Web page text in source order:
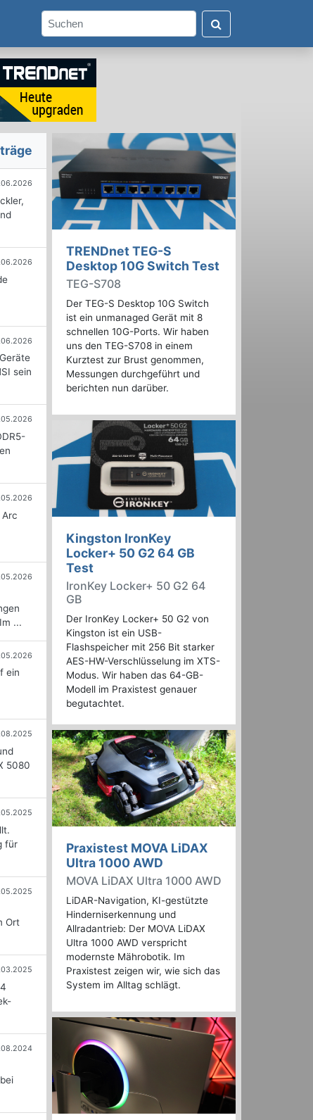
sein
...
ein
5080
für
Ort
TRENDnet TEG-S
Desktop 10G Switch Test
TEG-S708
Der TEG-S Desktop 10G Switch
ist ein unmanaged Gerät mit 8
schnellen 10G-Ports. Wir haben
uns den TEG-S708 in einem
Kurztest zur Brust genommen,
Messungen durchgeführt und
berichten nun darüber.
Kingston IronKey
Locker+ 50 G2 64 GB
Test
IronKey Locker+ 50 G2 64
GB
Der IronKey Locker+ 50 G2 von
Kingston ist ein USB-
Flashspeicher mit 256 Bit starker
AES-HW-Verschlüsselung im XTS-
Modus. Wir haben das 64-GB-
Modell im Praxistest genauer
begutachtet.
Praxistest MOVA LiDAX
Ultra 1000 AWD
MOVA LiDAX Ultra 1000 AWD
LiDAR-Navigation, KI-gestützte
Hinderniserkennung und
Allradantrieb: Der MOVA LiDAX
Ultra 1000 AWD verspricht
modernste Mährobotik. Im
Praxistest zeigen wir, wie sich das
System im Alltag schlägt.